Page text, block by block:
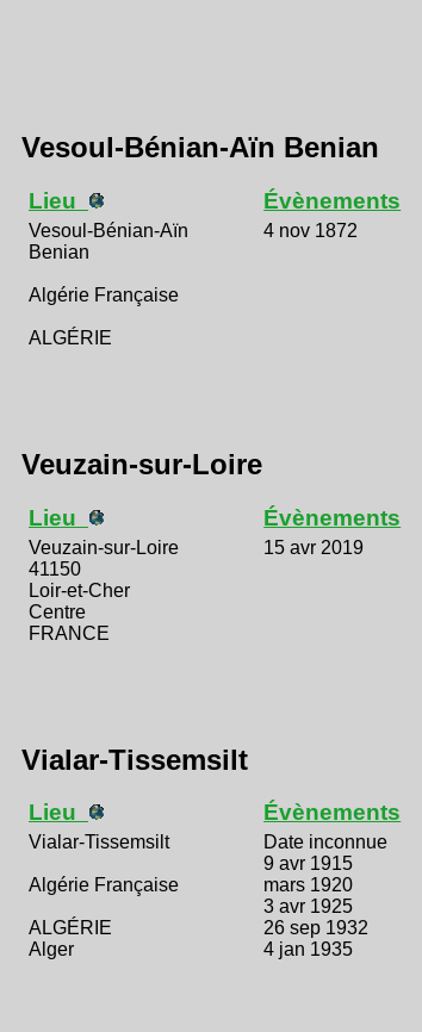
Vesoul-Bénian-Aïn Benian
Lieu
Vesoul-Bénian-Aïn
Benian
Algérie Française
ALGÉRIE
Évènements
4 nov 1872
Veuzain-sur-Loire
Lieu
Veuzain-sur-Loire
41150
Loir-et-Cher
Centre
FRANCE
Évènements
15 avr 2019
Vialar-Tissemsilt
Lieu
Vialar-Tissemsilt
Algérie Française
ALGÉRIE
Alger
Évènements
Date inconnue
9 avr 1915
mars 1920
3 avr 1925
26 sep 1932
4 jan 1935